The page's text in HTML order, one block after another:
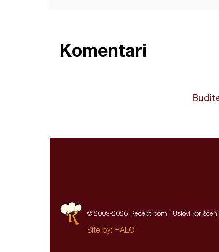
Komentari
© 2009-2026 Recepti.com | Uslovi
Site by: HALO